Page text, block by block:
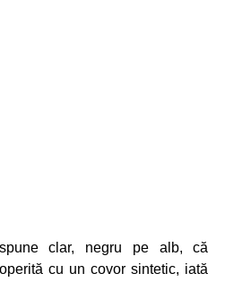
clar, negru pe alb, că
cu un covor sintetic, iată